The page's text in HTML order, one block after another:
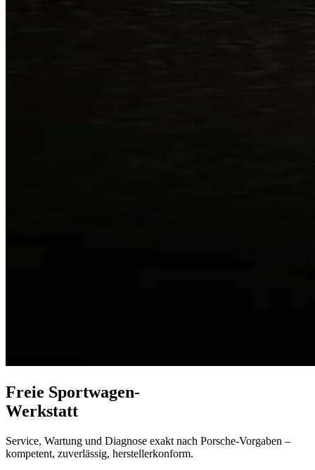
Freie Sportwagen-
Werkstatt
Service, Wartung und Diagnose exakt nach Porsche-Vorgaben –
kompetent, zuverlässig, herstellerkonform.